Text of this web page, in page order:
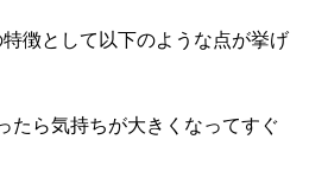
徴として以下のような点が挙げ
たら気持ちが大きくなってすぐ